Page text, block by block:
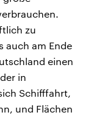
zu
auch am Ende
einen
in
Schifffahrt,
und Flächen